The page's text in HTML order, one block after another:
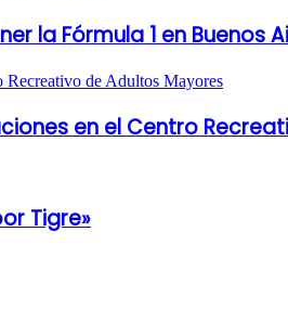
la Fórmula 1 en Buenos
en el Centro
Tigre»